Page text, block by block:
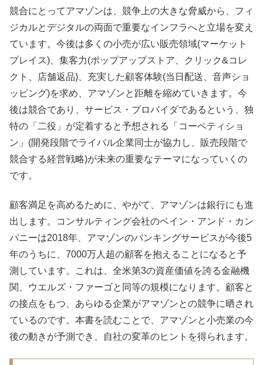
競合にとってアマゾンは、競争上の大きな脅威から、フィ
ジカルとデジタルの両面で重要なインフラへと立場を変え
ています。今後は多くの小売が広い販売領域(マーケット
プレイス)、集客力(ポップアップストア、クリック&コレ
クト、店舗返品)、充実した顧客体験(当日配送、音声ショ
ッピング)を求め、アマゾンと距離を縮めていきます。今
後は競合であり、サービス・プロバイダであるという、独
特の「二役」が定着すると予想される「コーペティショ
ン」(開発段階でライバル企業同士が協力し、販売段階で
競合する経営戦略)が未来の重要なテーマになっていくの
です。
顧客満足を高めるために、やがて、アマゾンは銀行にも進
出します。コンサルティング会社のベイン・アンド・カン
パニーは2018年、アマゾンのバンキングサービスが今後5
年のうちに、7000万人超の顧客を抱えることになると予
測しています。これは、全米第3の資産価値を誇る金融機
関、ウエルズ・ファーゴと同等の規模になります。顧客と
の接点をもつ、あらゆる企業がアマゾンとの競争に晒され
ているのです。本書を読むことで、アマゾンと小売業の今
後の動きが予測でき、自社の変革のヒントを得られます。